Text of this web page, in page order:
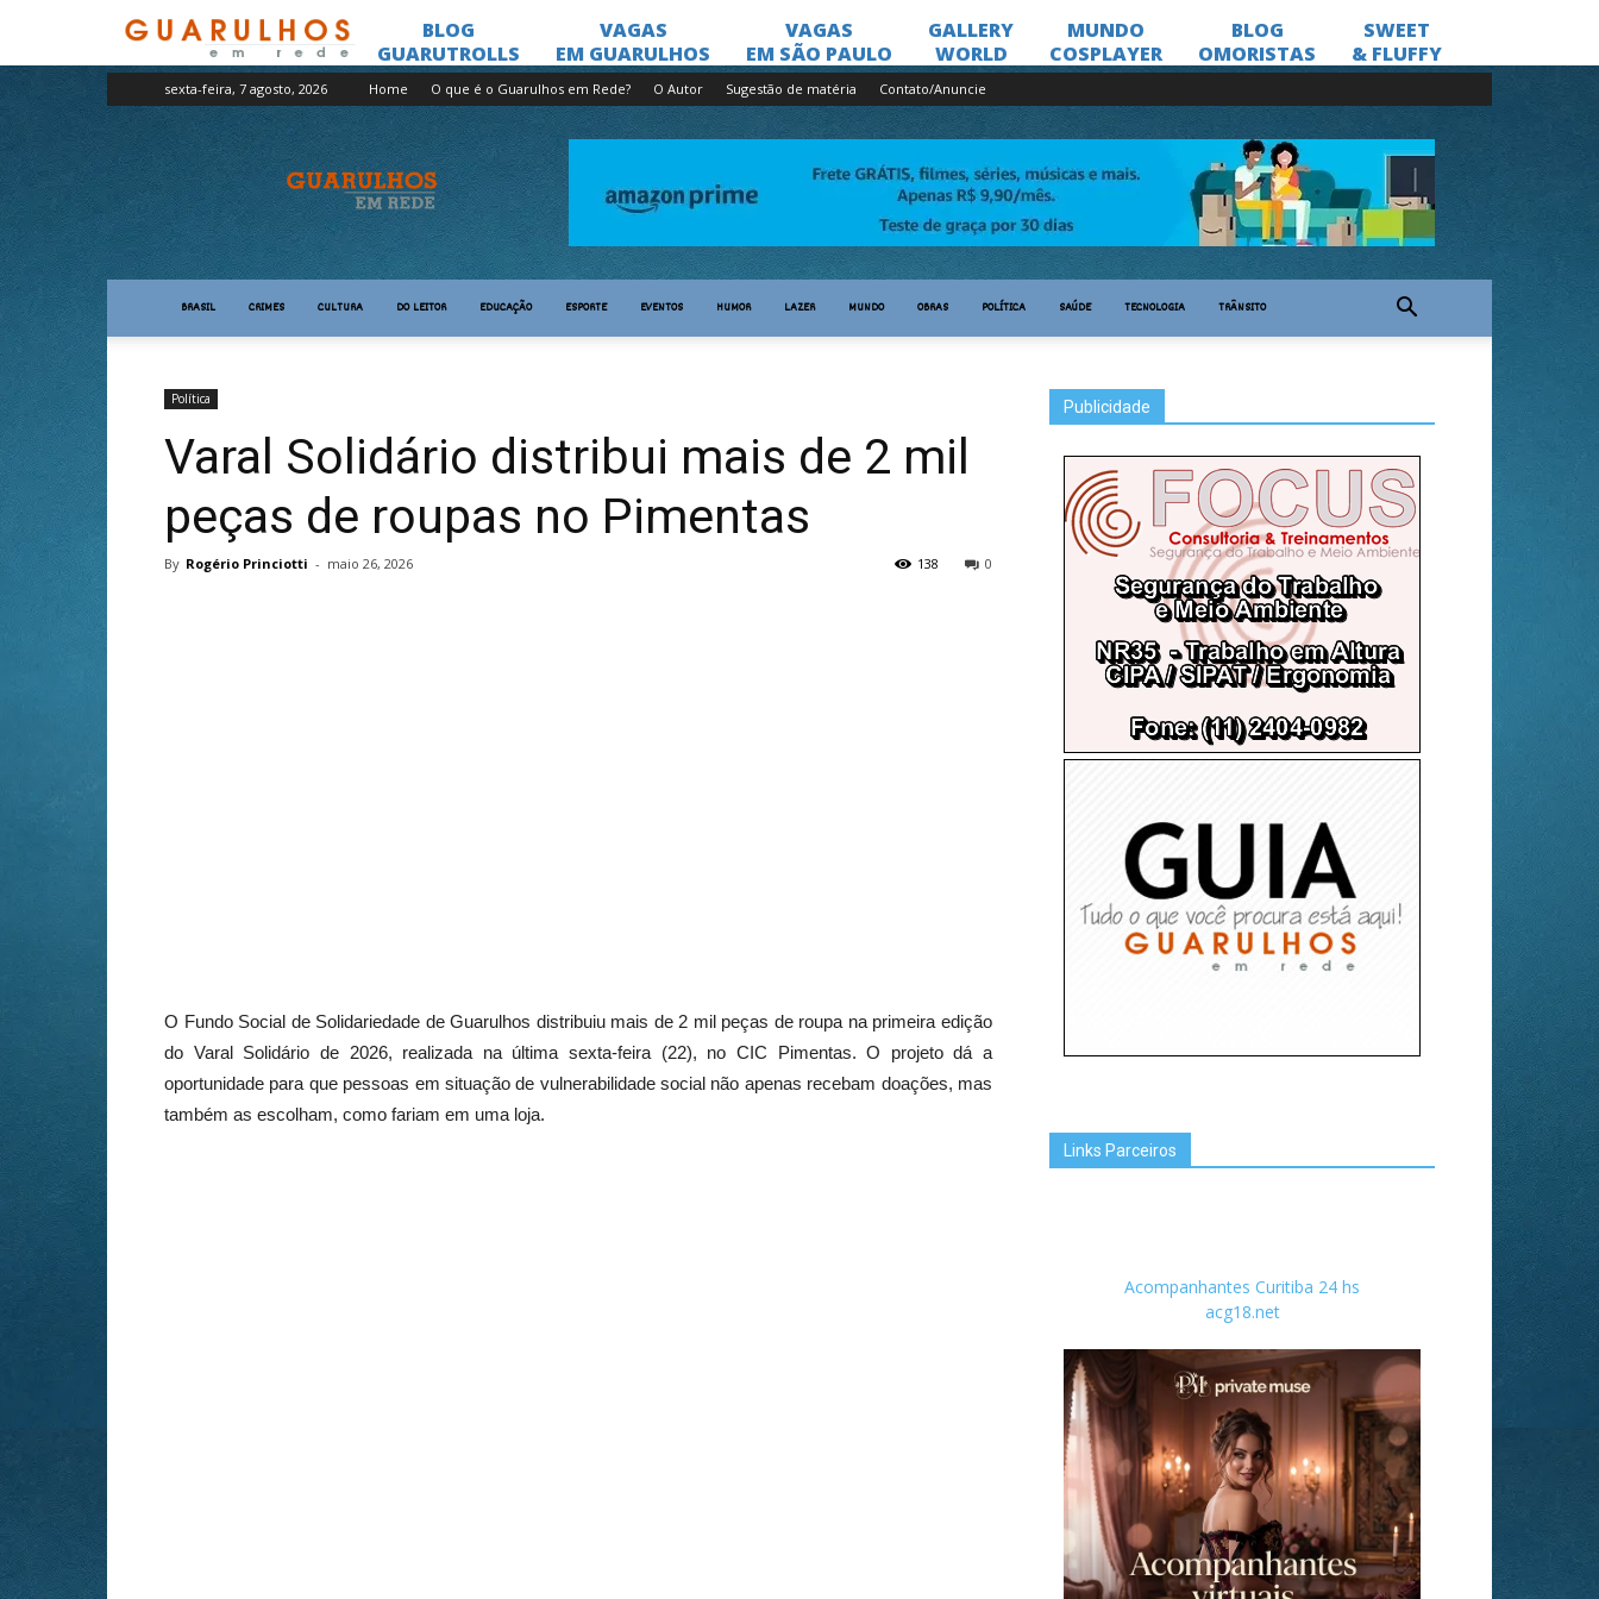
sexta-feira, 7 agosto, 2026 Home O que é o Guarulhos em Rede? O Autor Sugestão de matéria Contato/Anuncie
Guarulhos
em
Rede
BRASIL CRIMES CULTURA DO LEITOR EDUCAÇÃO ESPORTE EVENTOS HUMOR LAZER MUNDO OBRAS POLÍTICA SAÚDE TECNOLOGIA TRÂNSITO
Política
Varal Solidário distribui mais de 2 mil
peças de roupas no Pimentas
By Rogério Princiotti - maio 26, 2026 0
138
O Fundo Social de Solidariedade de Guarulhos distribuiu mais de 2 mil peças de roupa na primeira edição
do Varal Solidário de 2026, realizada na última sexta-feira (22), no CIC Pimentas. O projeto dá a
oportunidade para que pessoas em situação de vulnerabilidade social não apenas recebam doações, mas
também as escolham, como fariam em uma loja.
Publicidade
Links Parceiros
Acompanhantes Curitiba 24 hs
acg18.net